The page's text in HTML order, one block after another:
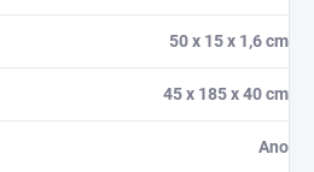
50 x 15 x 1,6 cm
45 x 185 x 40 cm
Ano